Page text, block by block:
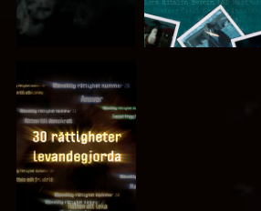
TITTA